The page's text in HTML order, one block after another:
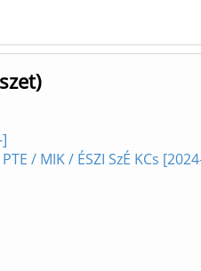
/ MIK / ÉSZI SzÉ KCs